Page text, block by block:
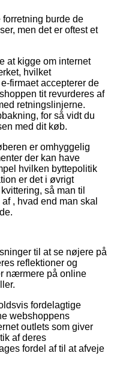
burde de
men det er oftest et
at kigge om internet
hvilket
firmaet accepterer de
tit revurderes af
retningslinjerne.
for så vidt du
med dit køb.
er omhyggelig
der kan have
hvilken byttepolitik
er det i øvrigt
så man til
, hvad end man skal
til at se nøjere på
reflektioner og
nærmere på online
fordelagtige
webshoppens
outlets som giver
af deres
fordel af til at afveje